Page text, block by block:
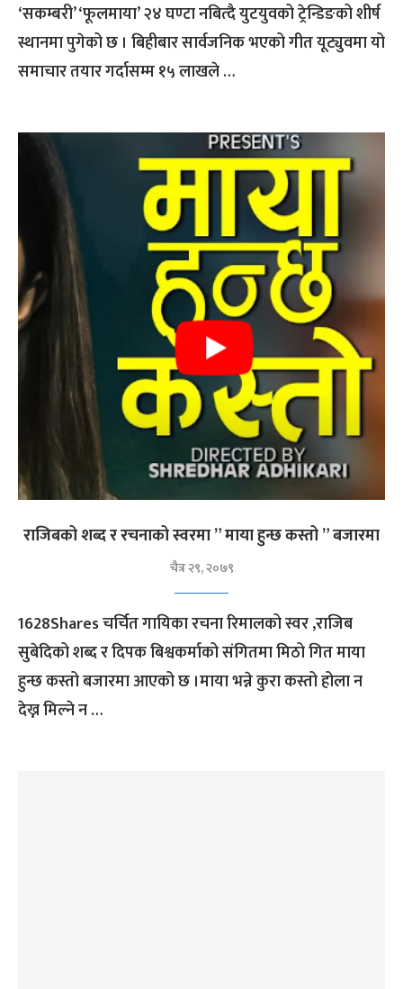
‘सकम्बरी’ ‘फूलमाया’ २४ घण्टा नबित्दै युटयुवको ट्रेन्डिङको शीर्ष
स्थानमा पुगेको छ । बिहीबार सार्वजनिक भएको गीत यूट्युवमा यो
समाचार तयार गर्दासम्म १५ लाखले …
राजिबको शब्द र रचनाको स्वरमा ” माया हुन्छ कस्तो ” बजारमा
चैत्र २९, २०७९
1628Shares चर्चित गायिका रचना रिमालको स्वर ,राजिब
सुबेदिको शब्द र दिपक बिश्वकर्माको संगितमा मिठो गित माया
हुन्छ कस्तो बजारमा आएको छ ।माया भन्ने कुरा कस्तो होला न
देख्न मिल्ने न …